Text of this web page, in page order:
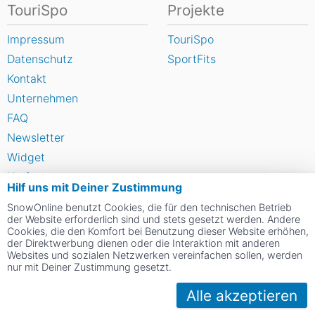
Hilf uns mit Deiner Zustimmung
SnowOnline benutzt Cookies, die für den technischen Betrieb
der Website erforderlich sind und stets gesetzt werden. Andere
Cookies, die den Komfort bei Benutzung dieser Website erhöhen,
der Direktwerbung dienen oder die Interaktion mit anderen
Websites und sozialen Netzwerken vereinfachen sollen, werden
nur mit Deiner Zustimmung gesetzt.
Alle akzeptieren
TouriSpo
Impressum
Datenschutz
Kontakt
Unternehmen
FAQ
Newsletter
Widget
Umfragen
Skigebiet bewerten
Projekte
TouriSpo
SportFits
Social Web